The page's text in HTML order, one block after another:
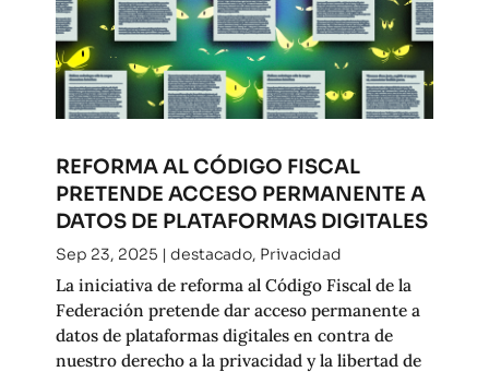
REFORMA AL CÓDIGO FISCAL
PRETENDE ACCESO PERMANENTE A
DATOS DE PLATAFORMAS DIGITALES
Sep 23, 2025 | destacado, Privacidad
La iniciativa de reforma al Código Fiscal de la
Federación pretende dar acceso permanente a
datos de plataformas digitales en contra de
nuestro derecho a la privacidad y la libertad de